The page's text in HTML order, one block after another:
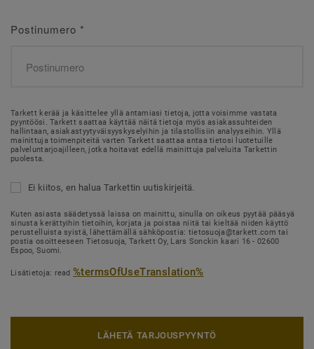
Postinumero *
Tarkett kerää ja käsittelee yllä antamiasi tietoja, jotta voisimme vastata
pyyntöösi. Tarkett saattaa käyttää näitä tietoja myös asiakassuhteiden
hallintaan, asiakastyytyväisyyskyselyihin ja tilastollisiin analyyseihin. Yllä
mainittuja toimenpiteitä varten Tarkett saattaa antaa tietosi luotetuille
palveluntarjoajilleen, jotka hoitavat edellä mainittuja palveluita Tarkettin
puolesta.
Ei kiitos, en halua Tarkettin uutiskirjeitä.
Kuten asiasta säädetyssä laissa on mainittu, sinulla on oikeus pyytää pääsyä
sinusta kerättyihin tietoihin, korjata ja poistaa niitä tai kieltää niiden käyttö
perustelluista syistä, lähettämällä sähköpostia: tietosuoja@tarkett.com tai
postia osoitteeseen Tietosuoja, Tarkett Oy, Lars Sonckin kaari 16 - 02600
Espoo, Suomi.
Lisätietoja: read%termsOfUseTranslation%
LÄHETÄ TARJOUSPYYNTÖ